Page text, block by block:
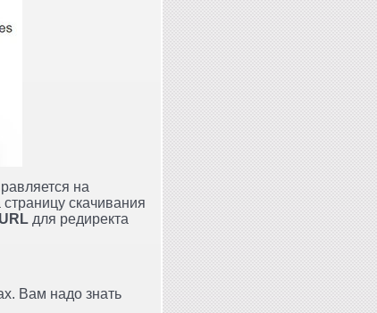
на
скачивания
URL для редиректа
Вам надо знать